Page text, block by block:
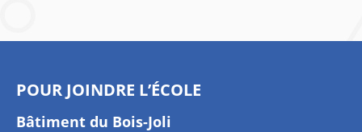
POUR JOINDRE L’ÉCOLE
Bâtiment du Bois-Joli